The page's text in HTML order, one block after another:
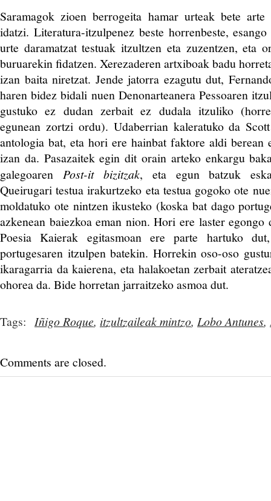
Saramagok zioen berrogeita hamar urteak bete
idatzi. Literatura-itzulpenez beste horrenbeste,
urte daramatzat testuak itzultzen eta zuzentzen, eta
buruarekin fidatzen. Xerezaderen artxiboak badu
izan baita niretzat. Jende jatorra ezagutu dut,
haren bidez bidali nuen Denonarteanera Pessoaren
gustuko ez dudan zerbait ez dudala itzuliko
egunean zortzi ordu). Udaberrian kaleratuko da
antologia bat, eta hori ere hainbat faktore aldi berean
izan da. Pasazaitek egin dit orain arteko enkargu
galegoaren Post-it bizitzak, eta egun batzuk
Queirugari testua irakurtzeko eta testua gogoko ote
moldatuko ote nintzen ikusteko (koska bat dago
azkenean baiezkoa eman nion. Hori ere laster
Poesia Kaierak egitasmoan ere parte hartuko
portugesaren itzulpen batekin. Horrekin oso-oso
ikaragarria da kaierena, eta halakoetan zerbait
ohorea da. Bide horretan jarraitzeko asmoa dut.
Tags: Iñigo Roque, itzultzaileak mintzo, Lobo Antunes,
Comments are closed.